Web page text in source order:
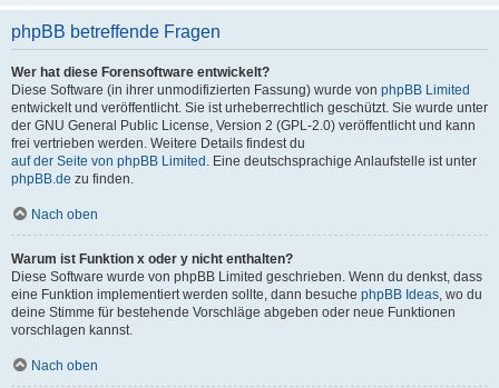
phpBB betreffende Fragen
Wer hat diese Forensoftware entwickelt?
Diese Software (in ihrer unmodifizierten Fassung) wurde von phpBB Limited
entwickelt und veröffentlicht. Sie ist urheberrechtlich geschützt. Sie wurde unter
der GNU General Public License, Version 2 (GPL-2.0) veröffentlicht und kann
frei vertrieben werden. Weitere Details findest du
auf der Seite von phpBB Limited . Eine deutschsprachige Anlaufstelle ist unter
phpBB.de zu finden.
Nach oben
Warum ist Funktion x oder y nicht enthalten?
Diese Software wurde von phpBB Limited geschrieben. Wenn du denkst, dass
eine Funktion implementiert werden sollte, dann besuche phpBB Ideas, wo du
deine Stimme für bestehende Vorschläge abgeben oder neue Funktionen
vorschlagen kannst.
Nach oben